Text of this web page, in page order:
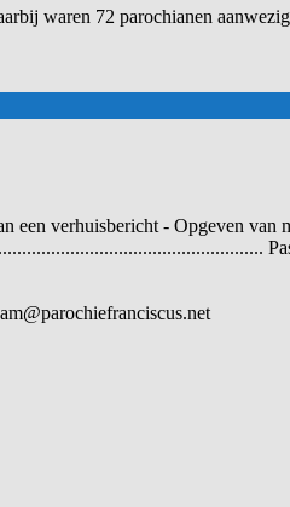
waren 72 parochianen
een verhuisbericht - Opgeven van